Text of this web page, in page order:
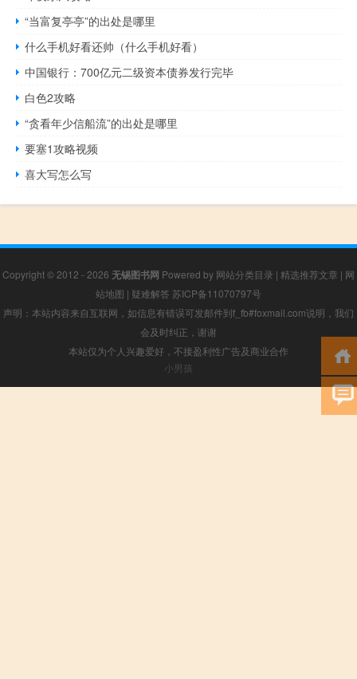
“当富复亭亭”的出处是哪里
什么手机好看还帅（什么手机好看）
中国银行：700亿元二级资本债券发行完毕
白色2攻略
“贪看年少信船流”的出处是哪里
要塞1攻略视频
喜大写怎么写
Copyright © 2012 - 2026 无锡图书网 Powered by 网站分类目录 | 精选推荐文章 | 网
站地图 | 疑难解答 苏ICP备11070797号
声明：本站内容来自互联网，如信息有错误可发邮件到f_fb#foxmail.com说明，我们
会及时纠正，谢谢
本站仅为个人兴趣爱好，不接盈利性广告及商业合作
小男孩